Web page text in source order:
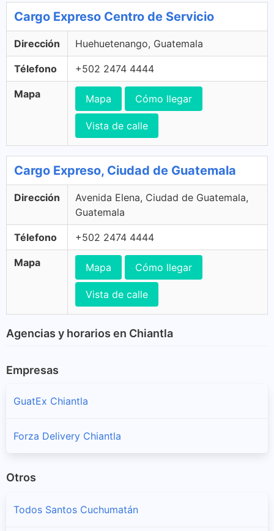
Cargo Expreso Centro de Servicio
Dirección Huehuetenango, Guatemala
Télefono +502 2474 4444
Mapa Mapa Cómo llegar
Vista de calle
Cargo Expreso, Ciudad de Guatemala
Dirección
Avenida Elena, Ciudad de Guatemala,
Guatemala
Télefono +502 2474 4444
Mapa Mapa Cómo llegar
Vista de calle
Agencias y horarios en Chiantla
Empresas
GuatEx Chiantla
Forza Delivery Chiantla
Otros
Todos Santos Cuchumatán